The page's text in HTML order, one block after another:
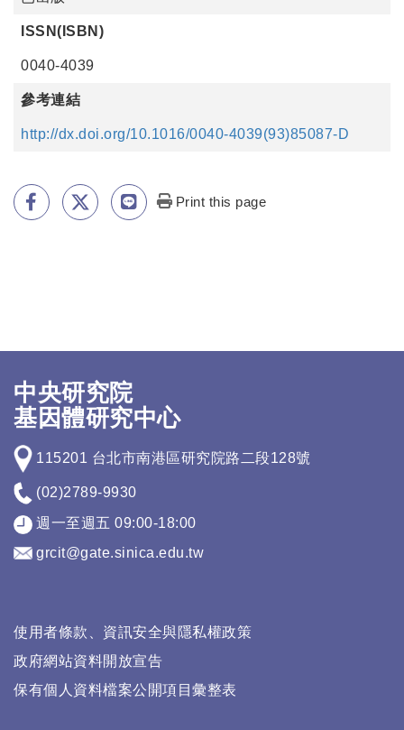
ISSN(ISBN)
0040-4039
參考連結
http://dx.doi.org/10.1016/0040-4039(93)85087-D
Print this page
中央研究院
基因體研究中心
115201 台北市南港區研究院路二段128號
(02)2789-9930
週一至週五 09:00-18:00
grcit@gate.sinica.edu.tw
使用者條款、資訊安全與隱私權政策
政府網站資料開放宣告
保有個人資料檔案公開項目彙整表